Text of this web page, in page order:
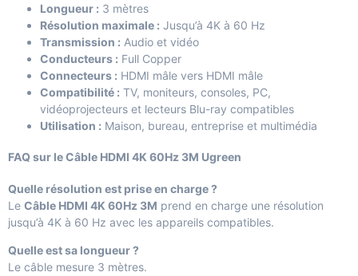
Longueur : 3 mètres
Résolution maximale : Jusqu’à 4K à 60 Hz
Transmission : Audio et vidéo
Conducteurs : Full Copper
Connecteurs : HDMI mâle vers HDMI mâle
Compatibilité : TV, moniteurs, consoles, PC,
vidéoprojecteurs et lecteurs Blu-ray compatibles
Utilisation : Maison, bureau, entreprise et multimédia
FAQ sur le Câble HDMI 4K 60Hz 3M Ugreen
Quelle résolution est prise en charge ?
Le Câble HDMI 4K 60Hz 3M prend en charge une résolution
jusqu’à 4K à 60 Hz avec les appareils compatibles.
Quelle est sa longueur ?
Le câble mesure 3 mètres.